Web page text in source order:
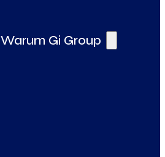
Warum Gi Group